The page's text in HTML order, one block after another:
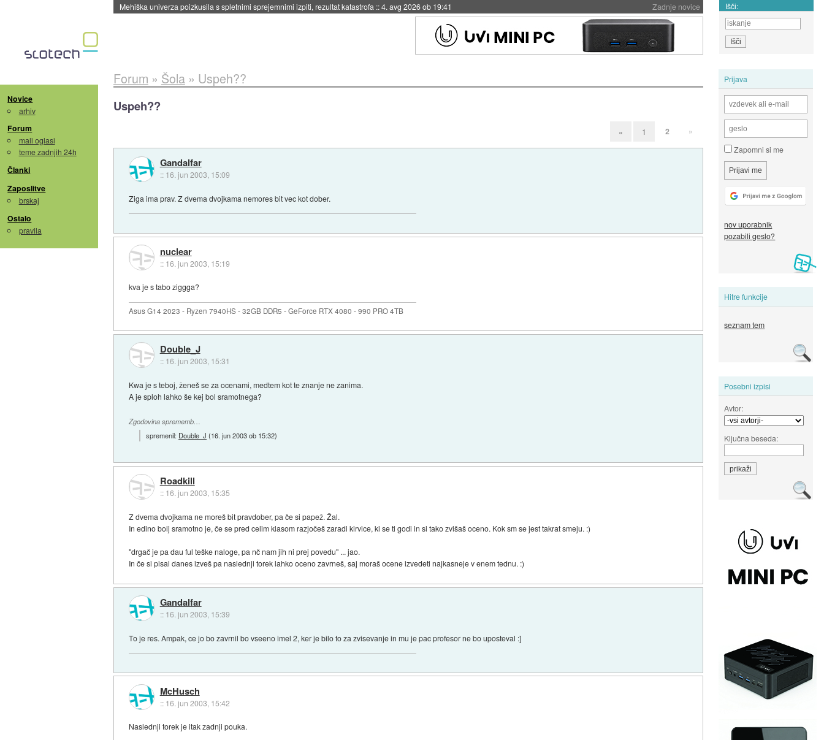
Zadnje novice
Mehiška univerza poizkusila s spletnimi sprejemnimi izpiti, rezultat katastrofa ::4. avg 2026 ob 19:41 Išči:
Novice
arhiv
Forum
mali oglasi
teme zadnjih 24h
Članki
Zaposlitve
brskaj
Ostalo
pravila
Prijava
Zapomni si me
nov uporabnik
pozabili geslo?
Hitre funkcije
seznam tem
Posebni izpisi
Avtor:
Ključna beseda:
Forum » Šola» Uspeh??
Uspeh??
« 1 2 »
Gandalfar
:: 16. jun 2003, 15:09
Ziga ima prav. Z dvema dvojkama nemores bit vec kot dober.
nuclear
:: 16. jun 2003, 15:19
kva je s tabo ziggga?
Asus G14 2023 - Ryzen 7940HS - 32GB DDR5 - GeForce RTX 4080 - 990 PRO 4TB
Double_J
:: 16. jun 2003, 15:31
Kwa je s teboj, ženeš se za ocenami, medtem kot te znanje ne zanima.
A je sploh lahko še kej bol sramotnega?
Zgodovina sprememb…
spremenil: Double_J (16. jun 2003 ob 15:32)
Roadkill
:: 16. jun 2003, 15:35
Z dvema dvojkama ne moreš bit pravdober, pa če si papež. Žal.
In edino bolj sramotno je, če se pred celim klasom razjočeš zaradi kirvice, ki se ti godi in si tako zvišaš oceno. Kok sm se jest takrat smeju. :)
"drgač je pa dau ful teške naloge, pa nč nam jih ni prej povedu" ... jao.
In če si pisal danes izveš pa naslednji torek lahko oceno zavrneš, saj moraš ocene izvedeti najkasneje v enem tednu. :)
Gandalfar
:: 16. jun 2003, 15:39
To je res. Ampak, ce jo bo zavrnil bo vseeno imel 2, ker je bilo to za zvisevanje in mu je pac profesor ne bo uposteval :]
McHusch
:: 16. jun 2003, 15:42
Naslednji torek je itak zadnji pouka.